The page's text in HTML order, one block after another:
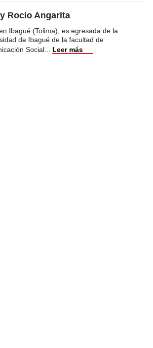
Rocio Angarita
Ibagué (Tolima), es egresada de la
de Ibagué de la facultad de
Social
Leer más